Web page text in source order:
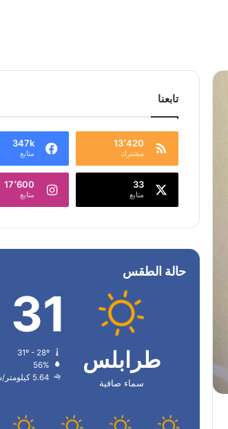
تابعنا
13٬420
مشترك
347k
متابع
33
متابع
17٬600
متابع
حالة الطقس
طرابلس
سماء صافية
31
56%
5.64 كيلومتر/ساعة